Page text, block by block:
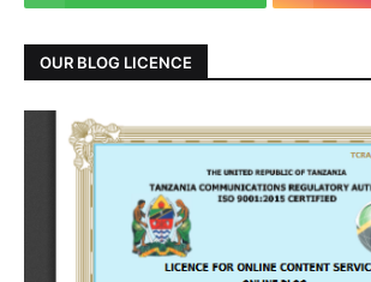
OUR BLOG LICENCE